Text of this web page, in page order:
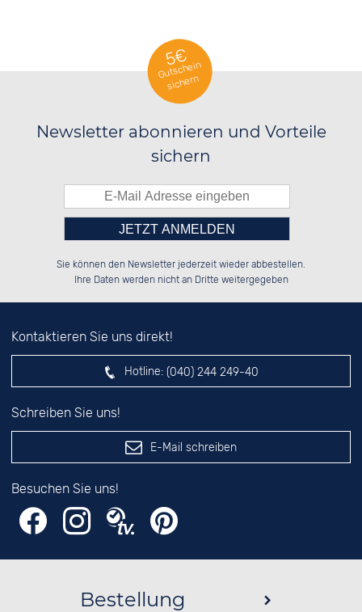
5€
Gutschein
sichern
Newsletter abonnieren und Vorteile
sichern
░░░░██░░░░░░██░░░░░░██░░░░░░██░░
░░████░░░░████░░░░████░░░░████░░
░░░░██░░░░░░██░░██░░░░░░░░░░██░░
Bitte tragen Sie die Zahl in
das nebenstehende Feld ein.
Sie können den Newsletter jederzeit wieder abbestellen.
Ihre Daten werden nicht an Dritte weitergegeben
Kontaktieren Sie uns direkt!
Hotline: (040) 244 249-40
Schreiben Sie uns!
E-Mail schreiben
Besuchen Sie uns!
Bestellung